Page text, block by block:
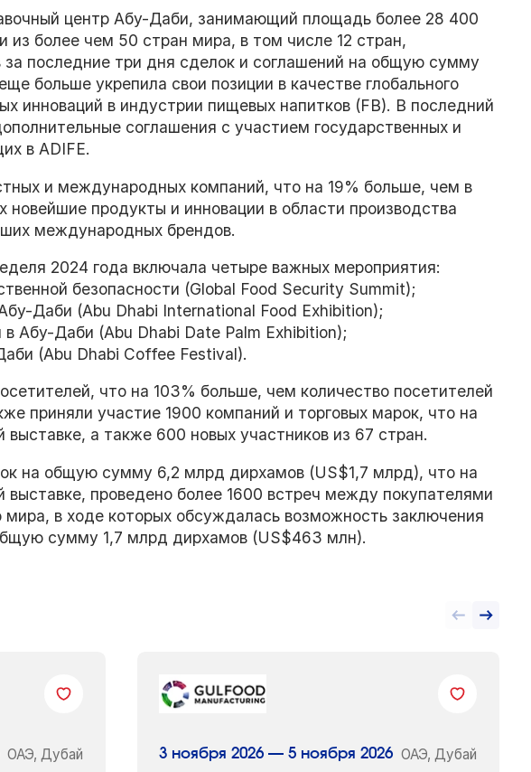
центр Абу-Даби, занимающий площадь более 28 400
из более чем 50 стран мира, в том числе 12 стран,
последние три дня сделок и соглашений на общую сумму
больше укрепила свои позиции в качестве глобального
инноваций в индустрии пищевых напитков (FB). В последний
соглашения с участием государственных и
в ADIFE.
и международных компаний, что на 19% больше, чем в
продукты и инновации в области производства
международных брендов.
2024 года включала четыре важных мероприятия:
безопасности (Global Food Security Summit);
Даби (Abu Dhabi International Food Exhibition);
Абу-Даби (Abu Dhabi Date Palm Exhibition);
(Abu Dhabi Coffee Festival).
что на 103% больше, чем количество посетителей
приняли участие 1900 компаний и торговых марок, что на
а также 600 новых участников из 67 стран.
на общую сумму 6,2 млрд дирхамов (US$1,7 млрд), что на
проведено более 1600 встреч между покупателями
мира, в ходе которых обсуждалась возможность заключения
сумму 1,7 млрд дирхамов (US$463 млн).
ОАЭ, Дубай 3 ноября 2026 — 5 ноября 2026 ОАЭ, Дубай